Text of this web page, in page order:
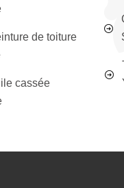
de toiture
cassée